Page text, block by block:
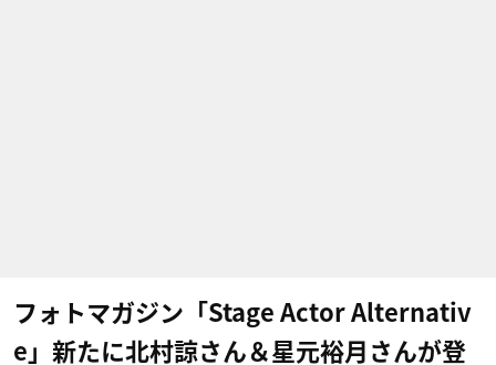
フォトマガジン「Stage Actor Alternativ
e」新たに北村諒さん＆星元裕月さんが登